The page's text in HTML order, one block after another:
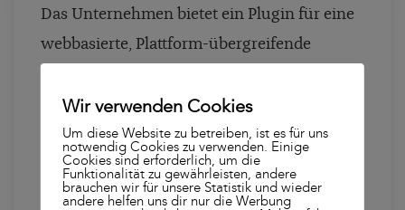
Das Unternehmen bietet ein Plugin für eine
webbasierte, Plattform-übergreifende
Grammatik) an. Auf Facebook werden
beinahe ausschließlich Memes gepostet,
welche den Lese- und Schreib-Alltag der
Nutzer:innen adressieren und humorvoll
Wir verwenden Cookies
Um diese Website zu betreiben, ist es für uns
notwendig Cookies zu verwenden. Einige
Cookies sind erforderlich, um die
Funktionalität zu gewährleisten, andere
brauchen wir für unsere Statistik und wieder
andere helfen uns dir nur die Werbung